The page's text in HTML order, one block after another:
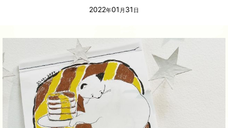
2022年01 月 31 日